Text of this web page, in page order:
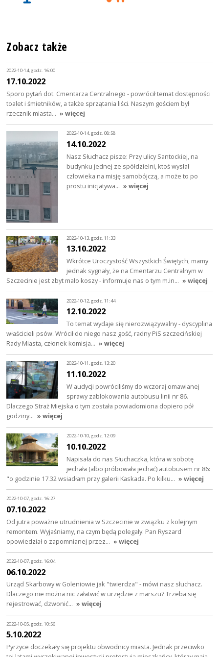
Zobacz także
2022-10-14, godz. 16:00
17.10.2022
Sporo pytań dot. Cmentarza Centralnego - powrócił temat dostępności
toalet i śmietników, a także sprzątania liści. Naszym gościem był
rzecznik miasta… » więcej
2022-10-14, godz. 08:58
14.10.2022
Nasz Słuchacz pisze: Przy ulicy Santockiej, na
budynku jednej ze spółdzielni, ktoś wysłał
człowieka na misję samobójczą, a może to po
prostu inicjatywa… » więcej
2022-10-13, godz. 11:33
13.10.2022
Wkrótce Uroczystość Wszystkich Świętych, mamy
jednak sygnały, że na Cmentarzu Centralnym w
Szczecinie jest zbyt mało koszy - informuje nas o tym m.in… » więcej
2022-10-12, godz. 11:44
12.10.2022
To temat wydaje się nierozwiązywalny - dyscyplina
właścicieli psów. Wrócił do niego nasz gość, radny PiS szczecińskiej
Rady Miasta, członek komisja… » więcej
2022-10-11, godz. 13:20
11.10.2022
W audycji powróciliśmy do wczoraj omawianej
sprawy zablokowania autobusu linii nr 86.
Dlaczego Straż Miejska o tym została powiadomiona dopiero pół
godziny… » więcej
2022-10-10, godz. 12:09
10.10.2022
Napisała do nas Słuchaczka, która w sobotę
jechała (albo próbowała jechać) autobusem nr 86:
"o godzinie 17.32 wsiadłam przy galerii Kaskada. Po kilku… » więcej
2022-10-07, godz. 16:27
07.10.2022
Od jutra poważne utrudnienia w Szczecinie w związku z kolejnym
remontem. Wyjaśniamy, na czym będą polegały. Pan Ryszard
opowiedział o zapomnianej przez… » więcej
2022-10-07, godz. 16:04
06.10.2022
Urząd Skarbowy w Goleniowie jak "twierdza" - mówi nasz słuchacz.
Dlaczego nie można nic załatwić w urzędzie z marszu? Trzeba się
rejestrować, dzwonić… » więcej
2022-10-05, godz. 10:56
5.10.2022
Pyrzyce doczekały się projektu obwodnicy miasta. Jednak przeciwko